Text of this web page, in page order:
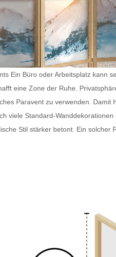
Ein Büro oder Arbeitsplatz kann
eine Zone der Ruhe.
Paravent zu verwenden. Damit
viele Standard-
Stil stärker betont. Ein solcher